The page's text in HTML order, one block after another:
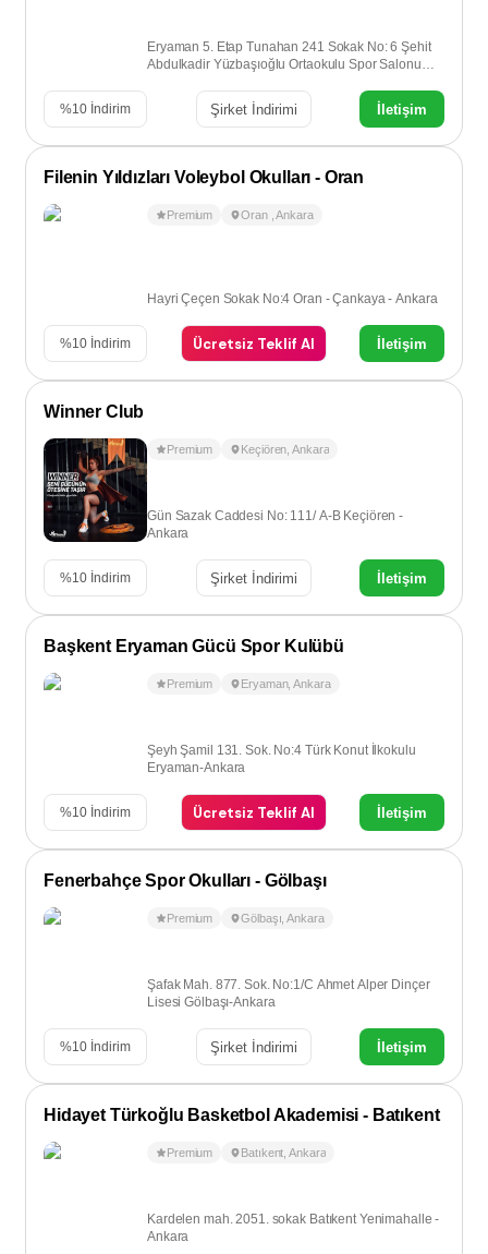
Eryaman 5. Etap Tunahan 241 Sokak No: 6 Şehit
Abdulkadir Yüzbaşıoğlu Ortaokulu Spor Salonu
%10 İndirim Şirket İndirimi İletişim
Filenin Yıldızları Voleybol Okulları - Oran
Premium Oran ,Ankara
Hayri Çeçen Sokak No:4 Oran - Çankaya - Ankara
%10 İndirim Ücretsiz Teklif Al İletişim
Winner Club
Premium Keçiören ,Ankara
Gün Sazak Caddesi No: 111/ A-B Keçiören -
Ankara
%10 İndirim Şirket İndirimi İletişim
Başkent Eryaman Gücü Spor Kulübü
Premium Eryaman,Ankara
Şeyh Şamil 131. Sok. No:4 Türk Konut İlkokulu
Eryaman-Ankara
%10 İndirim Ücretsiz Teklif Al İletişim
Fenerbahçe Spor Okulları - Gölbaşı
Premium Gölbaşı ,Ankara
Şafak Mah. 877. Sok. No:1/C Ahmet Alper Dinçer
Lisesi Gölbaşı-Ankara
%10 İndirim Şirket İndirimi İletişim
Hidayet Türkoğlu Basketbol Akademisi - Batıkent
Premium Batıkent ,Ankara
Kardelen mah. 2051. sokak Batıkent Yenimahalle -
Ankara